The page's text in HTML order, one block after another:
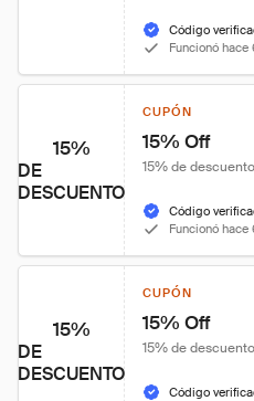
Código
Funcionó
15%
DE
DESCUENTO
CUPÓN
15% Off
15% de descuento
Código
Funcionó
15%
DE
DESCUENTO
CUPÓN
15% Off
15% de descuento
Código